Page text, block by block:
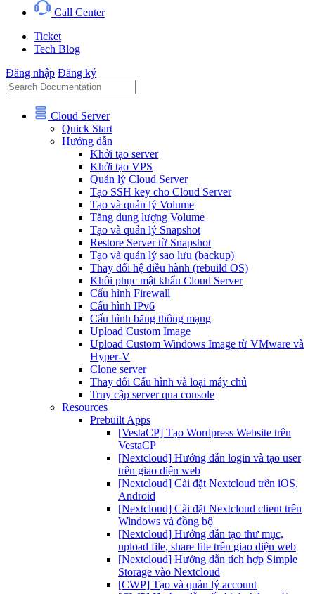
Call Center
Ticket
Tech Blog
Đăng nhập Đăng ký
Cloud Server
Quick Start
Hướng dẫn
Khởi tạo server
Khởi tạo VPS
Quản lý Cloud Server
Tạo SSH key cho Cloud Server
Tạo và quản lý Volume
Tăng dung lượng Volume
Tạo và quản lý Snapshot
Restore Server từ Snapshot
Tạo và quản lý sao lưu (backup)
Thay đổi hệ điều hành (rebuild OS)
Khôi phục mật khẩu Cloud Server
Cấu hình Firewall
Cấu hình IPv6
Cấu hình băng thông mạng
Upload Custom Image
Upload Custom Windows Image từ VMware và
Hyper-V
Clone server
Thay đổi Cấu hình và loại máy chủ
Truy cập server qua console
Resources
Prebuilt Apps
[VestaCP] Tạo Wordpress Website trên
VestaCP
[Nextcloud] Hướng dẫn login và tạo user
trên giao diện web
[Nextcloud] Cài đặt Nextcloud trên iOS,
Android
[Nextcloud] Cài đặt Nextcloud client trên
Windows và đồng bộ
[Nextcloud] Hướng dẫn tạo thư mục,
upload file, share file trên giao diện web
[Nextcloud] Hướng dẫn tích hợp Simple
Storage vào Nextcloud
[CWP] Tạo và quản lý account